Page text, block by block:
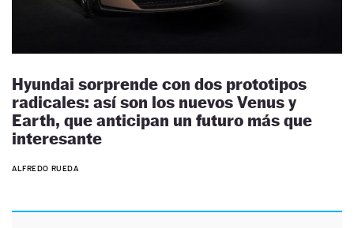
Hyundai sorprende con dos prototipos
radicales: así son los nuevos Venus y
Earth, que anticipan un futuro más que
interesante
ALFREDO RUEDA